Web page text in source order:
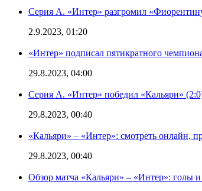
Серия А. «Интер» разгромил
2.9.2023, 01:20
«Интер» подписал пятикратного
29.8.2023, 04:00
Серия А. «Интер» победил «Кальяри»
29.8.2023, 00:40
«Кальяри» – «Интер»: смотреть онлайн,
29.8.2023, 00:40
Обзор матча «Кальяри» – «Интер»: голы